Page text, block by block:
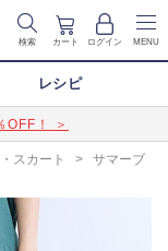
検索 カート ログイン MENU
レシピ
OFF！ ＞
スカート >
サマーブ